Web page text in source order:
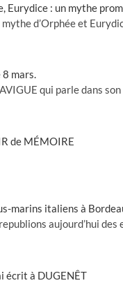
Eurydice : un mythe
mythe d’Orphée et
8 mars.
qui parle dans
de MÉMOIRE
marins italiens à
aujourd’hui
écrit à DUGENÊT